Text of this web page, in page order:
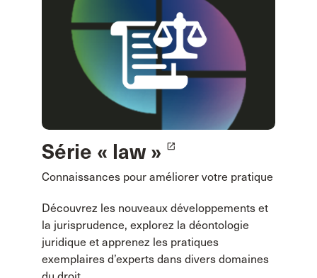
Série « law » launch
Connaissances pour améliorer votre pratique
Découvrez les nouveaux développements et
la jurisprudence, explorez la déontologie
juridique et apprenez les pratiques
exemplaires d’experts dans divers domaines